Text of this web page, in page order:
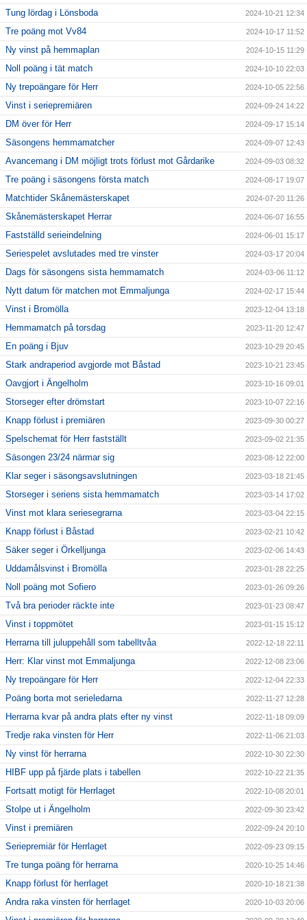
Tung lördag i Lönsboda 2024-10-21 12:34
Tre poäng mot Vv84 2024-10-17 11:52
Ny vinst på hemmaplan 2024-10-15 11:29
Noll poäng i tät match 2024-10-10 22:03
Ny trepoängare för Herr 2024-10-05 22:56
Vinst i seriepremiären 2024-09-24 14:22
DM över för Herr 2024-09-17 15:14
Säsongens hemmamatcher 2024-09-07 12:43
Avancemang i DM möjligt trots förlust mot Gårdarike 2024-09-03 08:32
Tre poäng i säsongens första match 2024-08-17 19:07
Matchtider Skånemästerskapet 2024-07-20 11:26
Skånemästerskapet Herrar 2024-06-07 16:55
Fastställd serieindelning 2024-06-01 15:17
Seriespelet avslutades med tre vinster 2024-03-17 20:04
Dags för säsongens sista hemmamatch 2024-03-06 11:12
Nytt datum för matchen mot Emmaljunga 2024-02-17 15:44
Vinst i Bromölla 2023-12-04 13:18
Hemmamatch på torsdag 2023-11-20 12:47
En poäng i Bjuv 2023-10-29 20:45
Stark andraperiod avgjorde mot Båstad 2023-10-21 23:45
Oavgjort i Ängelholm 2023-10-16 09:01
Storseger efter drömstart 2023-10-07 22:16
Knapp förlust i premiären 2023-09-30 00:27
Spelschemat för Herr fastställt 2023-09-02 21:35
Säsongen 23/24 närmar sig 2023-08-12 22:00
Klar seger i säsongsavslutningen 2023-03-18 21:45
Storseger i seriens sista hemmamatch 2023-03-14 17:02
Vinst mot klara seriesegrarna 2023-03-04 22:15
Knapp förlust i Båstad 2023-02-21 10:42
Säker seger i Örkelljunga 2023-02-06 14:43
Uddamålsvinst i Bromölla 2023-01-28 22:25
Noll poäng mot Sofiero 2023-01-26 09:26
Två bra perioder räckte inte 2023-01-23 08:47
Vinst i toppmötet 2023-01-15 15:12
Herrarna till juluppehåll som tabelltvåa 2022-12-18 22:11
Herr: Klar vinst mot Emmaljunga 2022-12-08 23:06
Ny trepoängare för Herr 2022-12-04 22:33
Poäng borta mot serieledarna 2022-11-27 12:28
Herrarna kvar på andra plats efter ny vinst 2022-11-18 09:09
Tredje raka vinsten för Herr 2022-11-06 21:03
Ny vinst för herrarna 2022-10-30 22:30
HIBF upp på fjärde plats i tabellen 2022-10-22 21:35
Fortsatt motigt för Herrlaget 2022-10-08 20:01
Stolpe ut i Ängelholm 2022-09-30 23:42
Vinst i premiären 2022-09-24 20:10
Seriepremiär för Herrlaget 2022-09-23 09:15
Tre tunga poäng för herrarna 2020-10-25 14:46
Knapp förlust för herrlaget 2020-10-18 21:38
Andra raka vinsten för herrlaget 2020-10-03 20:06